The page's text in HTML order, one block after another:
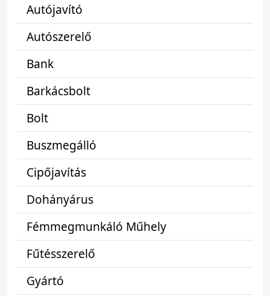
Autójavító
Autószerelő
Bank
Barkácsbolt
Bolt
Buszmegálló
Cipőjavítás
Dohányárus
Fémmegmunkáló Műhely
Fűtésszerelő
Gyártó